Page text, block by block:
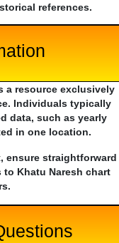
references.
a resource exclusively
Individuals typically
data, such as yearly
in one location.
ensure straightforward
Khatu Naresh chart